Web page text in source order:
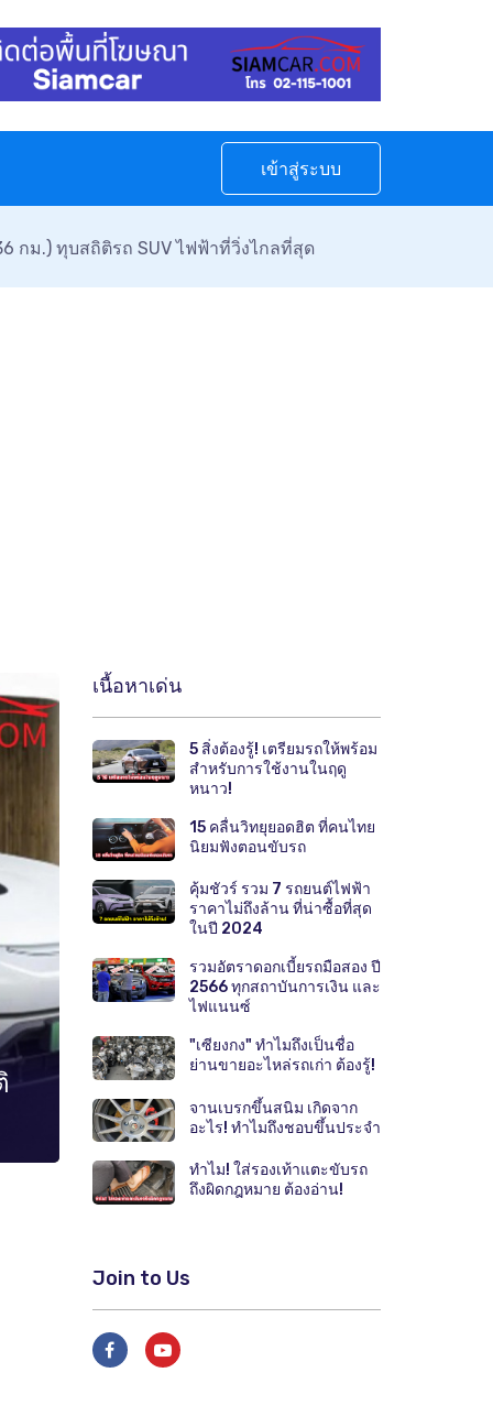
เข้าสู่ระบบ
กม.) ทุบสถิติรถ SUV ไฟฟ้าที่วิ่งไกลที่สุด
เนื้อหาเด่น
5 สิ่งต้องรู้! เตรียมรถให้พร้อม
สำหรับการใช้งานในฤดู
หนาว!
15 คลื่นวิทยุยอดฮิต ที่คนไทย
นิยมฟังตอนขับรถ
คุ้มชัวร์ รวม 7 รถยนต์ไฟฟ้า
ราคาไม่ถึงล้าน ที่น่าซื้อที่สุด
ในปี 2024
รวมอัตราดอกเบี้ยรถมือสอง ปี
2566 ทุกสถาบันการเงิน และ
ไฟแนนซ์
"เซียงกง" ทำไมถึงเป็นชื่อ
ย่านขายอะไหล่รถเก่า ต้องรู้!
จานเบรกขึ้นสนิม เกิดจาก
อะไร! ทำไมถึงชอบขึ้นประจำ
ทำไม! ใส่รองเท้าแตะขับรถ
ถึงผิดกฎหมาย ต้องอ่าน!
Join to Us